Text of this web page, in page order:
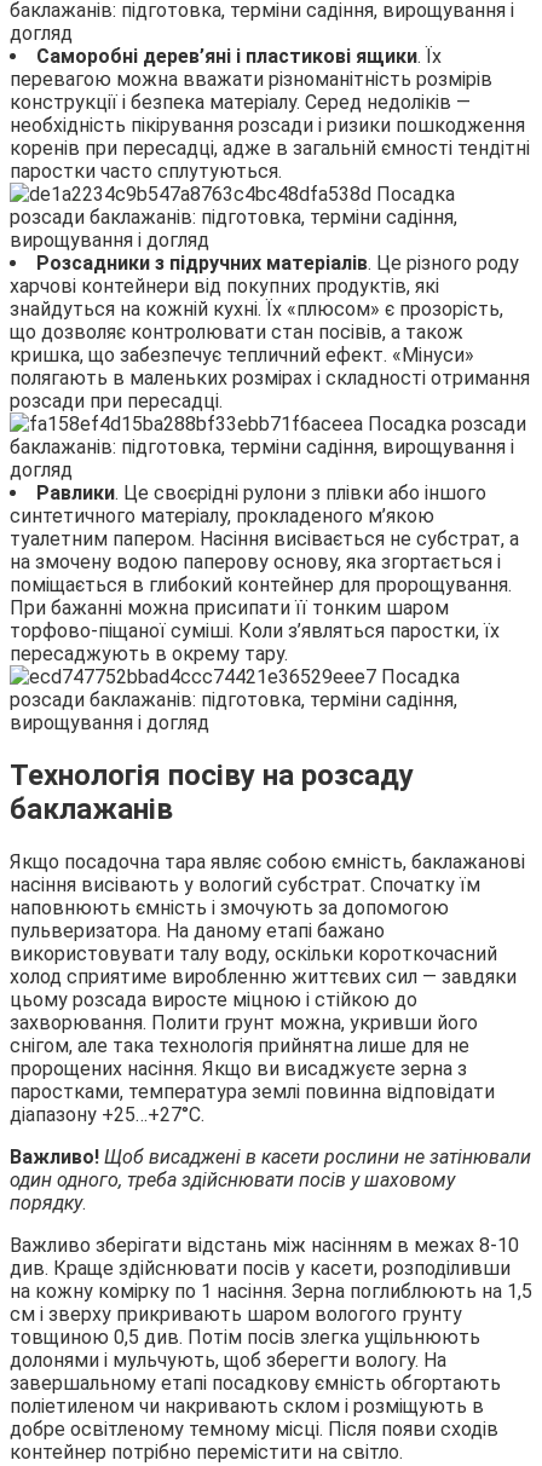
Саморобні дерев’яні і пластикові ящики. Їх
перевагою можна вважати різноманітність розмірів
конструкції і безпека матеріалу. Серед недоліків —
необхідність пікірування розсади і ризики пошкодження
коренів при пересадці, адже в загальній ємності тендітні
паростки часто сплутуються.
Розсадники з підручних матеріалів. Це різного роду
харчові контейнери від покупних продуктів, які
знайдуться на кожній кухні. Їх «плюсом» є прозорість,
що дозволяє контролювати стан посівів, а також
кришка, що забезпечує тепличний ефект. «Мінуси»
полягають в маленьких розмірах і складності отримання
розсади при пересадці.
Равлики. Це своєрідні рулони з плівки або іншого
синтетичного матеріалу, прокладеного м’якою
туалетним папером. Насіння висівається не субстрат, а
на змочену водою паперову основу, яка згортається і
поміщається в глибокий контейнер для пророщування.
При бажанні можна присипати її тонким шаром
торфово-піщаної суміші. Коли з’являться паростки, їх
пересаджують в окрему тару.
Технологія посіву на розсаду
баклажанів
Якщо посадочна тара являє собою ємність, баклажанові
насіння висівають у вологий субстрат. Спочатку їм
наповнюють ємність і змочують за допомогою
пульверизатора. На даному етапі бажано
використовувати талу воду, оскільки короткочасний
холод сприятиме виробленню життєвих сил — завдяки
цьому розсада виросте міцною і стійкою до
захворювання. Полити грунт можна, укривши його
снігом, але така технологія прийнятна лише для не
пророщених насіння. Якщо ви висаджуєте зерна з
паростками, температура землі повинна відповідати
діапазону +25…+27°С.
Важливо! Щоб висаджені в касети рослини не затінювали
один одного, треба здійснювати посів у шаховому
порядку.
Важливо зберігати відстань між насінням в межах 8-10
див. Краще здійснювати посів у касети, розподіливши
на кожну комірку по 1 насіння. Зерна поглиблюють на 1,5
см і зверху прикривають шаром вологого грунту
товщиною 0,5 див. Потім посів злегка ущільнюють
долонями і мульчують, щоб зберегти вологу. На
завершальному етапі посадкову ємність обгортають
поліетиленом чи накривають склом і розміщують в
добре освітленому темному місці. Після появи сходів
контейнер потрібно перемістити на світло.